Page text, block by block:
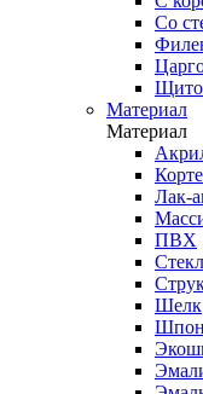
Со
Материал
Материал
Лак-
ПВХ
Шелк